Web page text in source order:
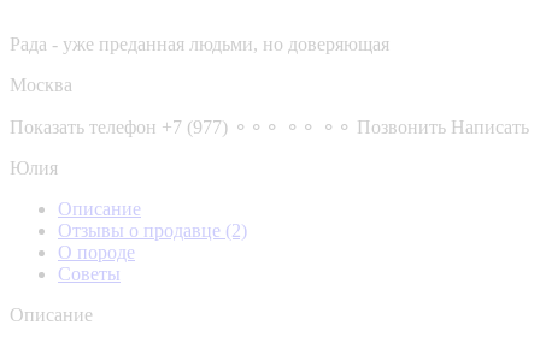
Рада - уже преданная людьми, но доверяющая
Москва
Показать телефон +7 (977) ⚬⚬⚬ ⚬⚬ ⚬⚬ Позвонить Написать
Юлия
Описание
Отзывы о продавце (2)
О породе
Советы
Описание